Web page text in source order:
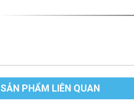
SẢN PHẨM LIÊN QUAN